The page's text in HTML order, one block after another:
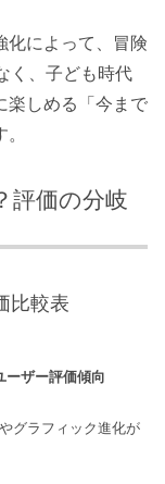
化によって、冒険
く、子ども時代
楽しめる「今まで
評価の分岐
比較表
ーザー評価傾向
グラフィック進化が